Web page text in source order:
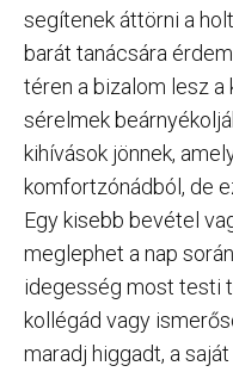
segítenek áttörni a
barát tanácsára
téren a bizalom lesz a
sérelmek
kihívások jönnek,
komfortzónádból, de
Egy kisebb bevétel
meglephet a nap
idegesség most testi
kollégád vagy
maradj higgadt, a